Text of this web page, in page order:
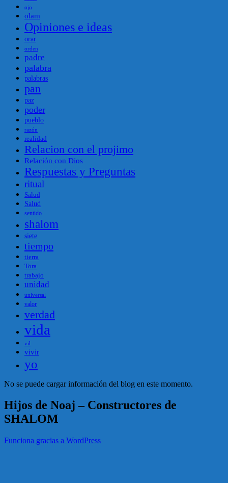
ojo
olam
Opiniones e ideas
orar
orden
padre
palabra
palabras
pan
paz
poder
pueblo
razón
realidad
Relacion con el projimo
Relación con Dios
Respuestas y Preguntas
ritual
Salud
Salud
sentido
shalom
siete
tiempo
tierra
Tora
trabajo
unidad
universal
valor
verdad
vida
vil
vivir
yo
No se puede cargar información del blog en este momento.
Hijos de Noaj – Constructores de
SHALOM
Funciona gracias a WordPress